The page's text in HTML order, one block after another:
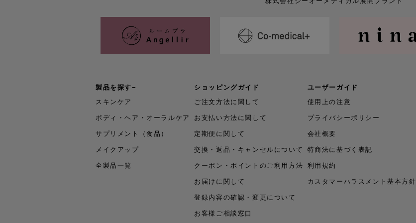
製品を探す
スキンケア
ボディ・ヘア・オーラルケア
サプリメント（食品）
メイクアップ
全製品一覧
ショッピングガイド
ご注文方法に関して
お支払い方法に関して
定期便に関して
交換・返品・キャンセルについて
クーポン・ポイントのご利用方法
お届けに関して
登録内容の確認・変更について
お客様ご相談窓口
ユーザーガイド
使用上の注意
プライバシーポリシー
会社概要
特商法に基づく表記
利用規約
カスタマーハラスメント基本方針